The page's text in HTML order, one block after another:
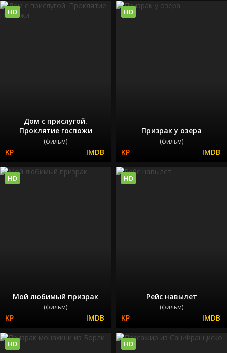
Дом с прислугой.
Проклятие госпожи
(фильм)
HD
Призрак у озера
(фильм)
HD
Мой любимый призрак
(фильм)
HD
Рейс навылет
(фильм)
HD
HD HD